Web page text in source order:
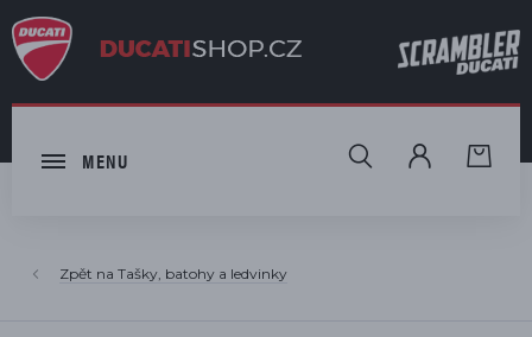
MENU HLEDAT
Tašky, batohy a ledvinky